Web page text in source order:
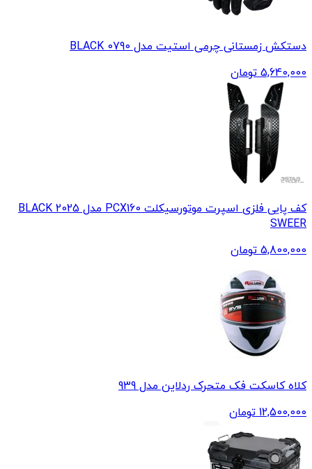
دستکش زمستانی چرمی استیت مدل 0790 BLACK
5,640,000 تومان
کف پایی فلزی اسپرت موتورسیکلت PCX160 مدل 2025 BLACK
SWEER
5,800,000 تومان
کلاه کاسکت فک متحرک ردلاین مدل 939
12,500,000 تومان